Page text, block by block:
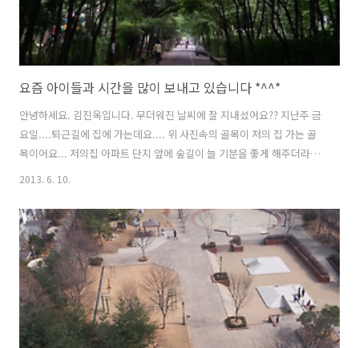
요즘 아이들과 시간을 많이 보내고 있습니다 *^^*
안녕하세요. 김진옥입니다. 무더워진 날씨에 잘 지내셨어요?? 지난주 금
요일....퇴근길에 집에 가는데요.... 위 사진속의 골목이 저의 집 가는 골
목이어요... 저의집 아파트 단지 앞에 숲길이 늘 기분을 좋게 해주더라고
요 *^^* 하루종일 상가주방... 가스불앞에 서있다보면요.... 어떨때는 숨
씨가 더 그렇게 만드는것 같더라고요... 어느덧... 저의 반찬쇼핑몰 오픈
한지...1년이 되어갑니다. 작년 6월 20일경부터 판매시작했으니까...거
의 1년이 맞네요.. 1년동안 정말 정신없이 살아온것 같습니다. 그러는 시
간동안.... 저의 아이들은 무척 자랐습니다. 엄마아빠가 바쁠때는 저의 상
가에 와서 위생모쓰고...대파 다듬어주고...고추 ..
2013. 6. 10.